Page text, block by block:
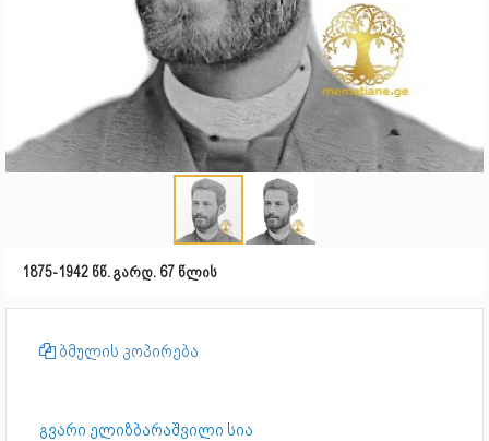
1875-1942 წწ. გარდ. 67 წლის
ბმულის კოპირება
გვარი ელიზბარაშვილი სია